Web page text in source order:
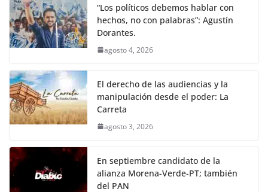
“Los políticos debemos hablar con
hechos, no con palabras”: Agustín
Dorantes.
agosto 4, 2026
El derecho de las audiencias y la
manipulación desde el poder: La
Carreta
agosto 3, 2026
En septiembre candidato de la
alianza Morena-Verde-PT; también
del PAN